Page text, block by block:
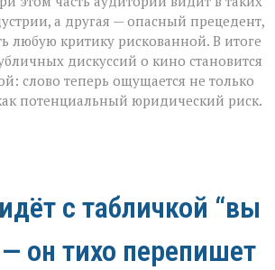
а другая — опасный прецедент,
любую критику рискованной. В итоге
дискуссий о кино становится
слово теперь ощущается не только
потенциальный юридический риск.
с табличкой “вы
он тихо перепишет